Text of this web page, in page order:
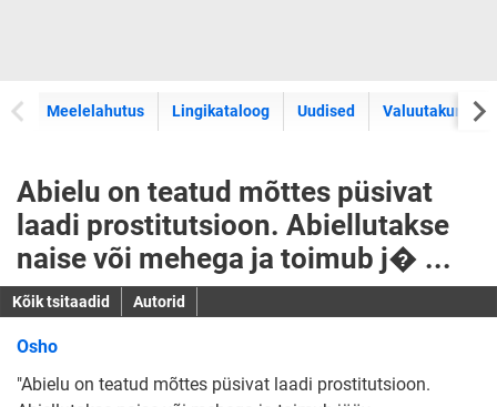
Meelelahutus Lingikataloog Uudised Valuutakursid
Abielu on teatud mõttes püsivat
laadi prostitutsioon. Abiellutakse
naise või mehega ja toimub j� ...
Kõik tsitaadid Autorid
Osho
"Abielu on teatud mõttes püsivat laadi prostitutsioon.